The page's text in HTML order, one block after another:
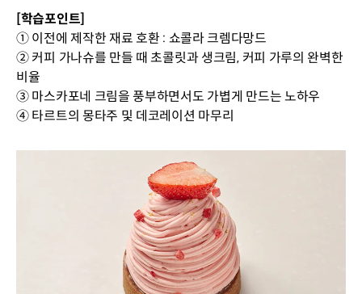
[학습포인트]
① 이전에 제작한 재료 호환 : 쇼콜라 크렘다망드
② 커피 가나슈를 만들 때 초콜릿과 생크림, 커피 가루의 완벽한
비율
③ 마스카포네 크림을 풍부하면서도 가볍게 만드는 노하우
④ 타르트의 몽타주 및 데코레이션 마무리